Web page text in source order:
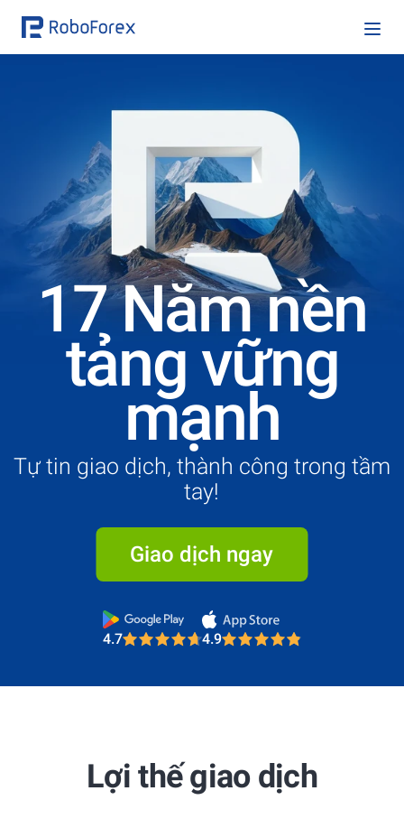
17 Năm nền
tảng vững
mạnh
Tự tin giao dịch, thành công trong tầm
tay!
Giao dịch ngay
Most Trusted Broker 2025
Lợi thế giao dịch